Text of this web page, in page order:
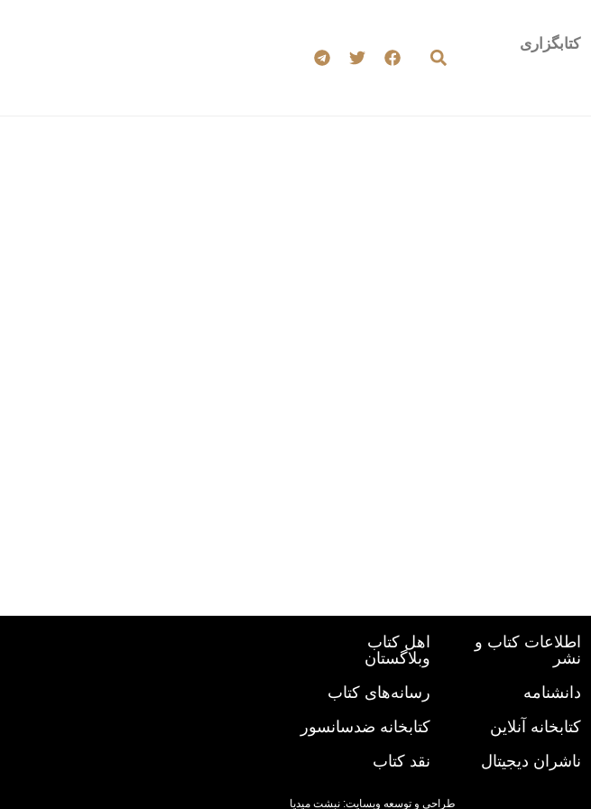
کتابگزاری
اطلاعات کتاب و
نشر
دانشنامه
کتابخانه آنلاین
ناشران دیجیتال
اهل کتاب
وبلاگستان
رسانه‌های کتاب
کتابخانه ضدسانسور
نقد کتاب
طراحی و توسعه وبسایت: نبشت میدیا